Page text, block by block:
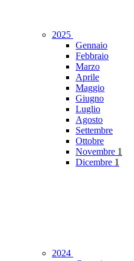
2025
Gennaio
Febbraio
Marzo
Aprile
Maggio
Giugno
Luglio
Agosto
Settembre
Ottobre
Novembre 1
Dicembre 1
2024